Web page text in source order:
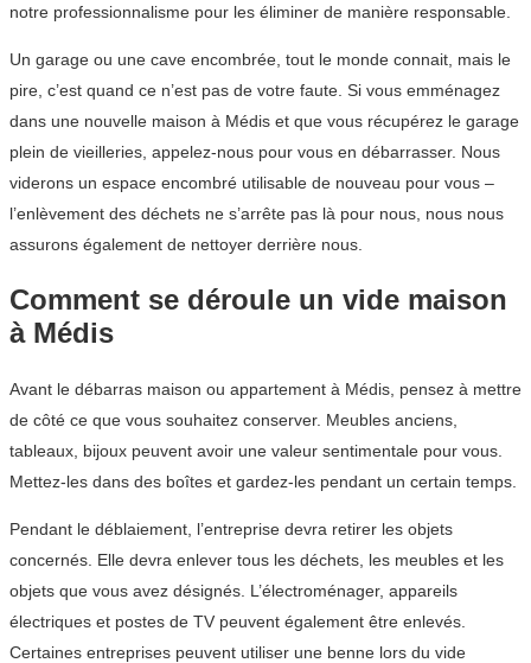
notre professionnalisme pour les éliminer de manière responsable.
Un garage ou une cave encombrée, tout le monde connait, mais le
pire, c’est quand ce n’est pas de votre faute. Si vous emménagez
dans une nouvelle maison à Médis et que vous récupérez le garage
plein de vieilleries, appelez-nous pour vous en débarrasser. Nous
viderons un espace encombré utilisable de nouveau pour vous –
l’enlèvement des déchets ne s’arrête pas là pour nous, nous nous
assurons également de nettoyer derrière nous.
Comment se déroule un vide maison
à Médis
Avant le débarras maison ou appartement à Médis, pensez à mettre
de côté ce que vous souhaitez conserver. Meubles anciens,
tableaux, bijoux peuvent avoir une valeur sentimentale pour vous.
Mettez-les dans des boîtes et gardez-les pendant un certain temps.
Pendant le déblaiement, l’entreprise devra retirer les objets
concernés. Elle devra enlever tous les déchets, les meubles et les
objets que vous avez désignés. L’électroménager, appareils
électriques et postes de TV peuvent également être enlevés.
Certaines entreprises peuvent utiliser une benne lors du vide